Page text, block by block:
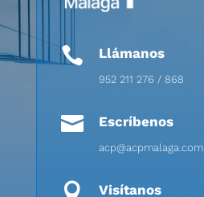
 Llámanos
952 211 276 / 868
 Escríbenos
acp@acpmalaga.com
 Visítanos